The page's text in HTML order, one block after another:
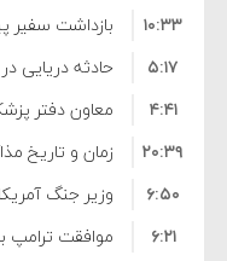
بازداشت سفیر
فساد و اختلاس
۱۰:۳۳
حادثه دریایی
۵:۱۷
معاون دفتر
واهی و کذب
۴:۴۱
زمان و تاریخ
نشده است
۲۰:۳۹
وزیر جنگ
نظامی علیه
۶:۵۰
موافقت ترامپ
۶:۲۱